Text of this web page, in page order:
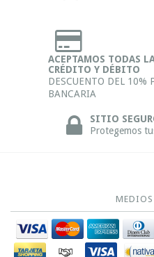
ACEPTAMOS TODAS
CRÉDITO Y DÉBITO
DESCUENTO DEL 10%
BANCARIA
SITIO
Protegemos
MEDIOS